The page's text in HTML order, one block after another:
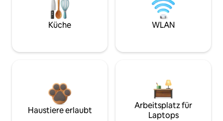
Küche WLAN
Haustiere erlaubt
Arbeitsplatz für
Laptops